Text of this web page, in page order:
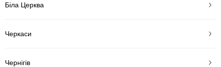
Біла Церква
Черкаси
Чернігів